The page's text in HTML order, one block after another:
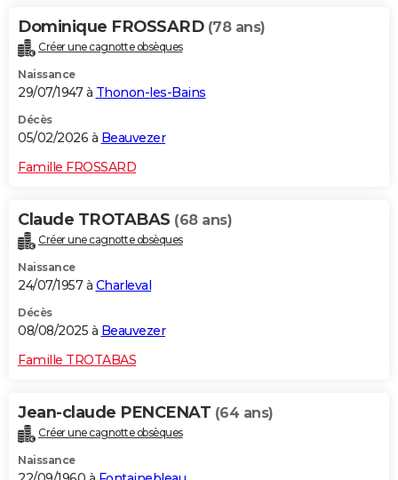
CARTE DE VOEUX
Carte de Noël
Carte Bonne année
Carte Saint-Valentin
Carte Pâques
Carte d'anniversaire
DICTIONNAIRE
Dictionnaire
Biographies
Citations
Expressions
Proverbes
PROGRAMME TV
COPAINS D'AVANT
S'inscrire
Se connecter
Lycées
Collèges
Primaires
Universités
Entreprises
Service militaire
Avis de recherche
AVIS DE DÉCÈS
Bricolage
Lifestyle
Culture
Sport
Auto
Television
Voyage
Cinema
Dominique FROSSARD (78 ans)
Créer une cagnotte obsèques
Naissance
29/07/1947 à Thonon-les-Bains
Décès
05/02/2026 à Beauvezer
Famille FROSSARD
Claude TROTABAS (68 ans)
Créer une cagnotte obsèques
Naissance
24/07/1957 à Charleval
Décès
08/08/2025 à Beauvezer
Famille TROTABAS
Jean-claude PENCENAT (64 ans)
Créer une cagnotte obsèques
Naissance